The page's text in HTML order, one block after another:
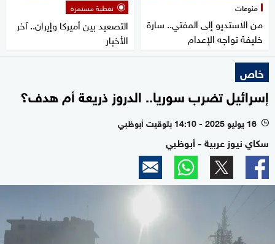
منوعات
من الاستديو إلى المفتي.. سارة
خليفة تواجه الإعدام
تغطية مستمرة
التصعيد بين أميركا وإيران.. آخر
الأخبار
خاص
إسرائيل تضرب سوريا.. الدروز ذريعة أم هدف؟
l 16 يوليو 2025 - 14:10 بتوقيت أبوظبي
سكاي نيوز عربية - أبوظبي